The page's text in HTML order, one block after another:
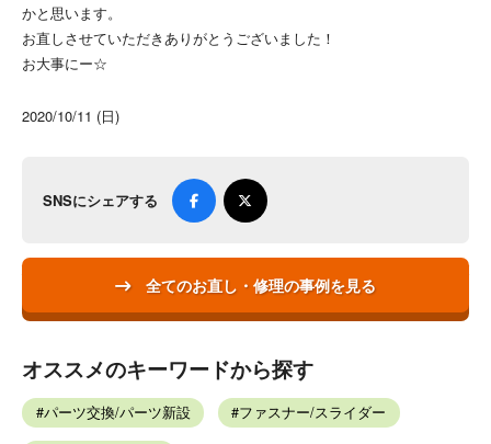
かと思います。
お直しさせていただきありがとうございました！
お大事にー☆
2020/10/11 (日)
SNSにシェアする
全てのお直し・修理の事例を見る
オススメのキーワードから探す
パーツ交換/パーツ新設 ファスナー/スライダー